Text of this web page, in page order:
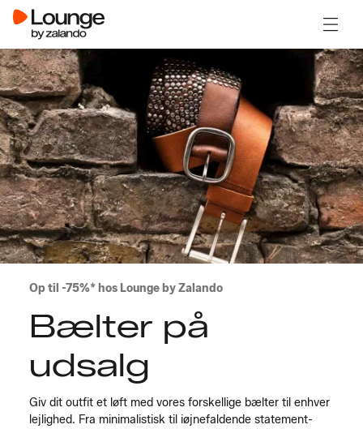
Op til -75%* hos Lounge by Zalando
Bælter på
udsalg
Giv dit outfit et løft med vores forskellige bælter til enhver
lejlighed. Fra minimalistisk til iøjnefaldende statement-